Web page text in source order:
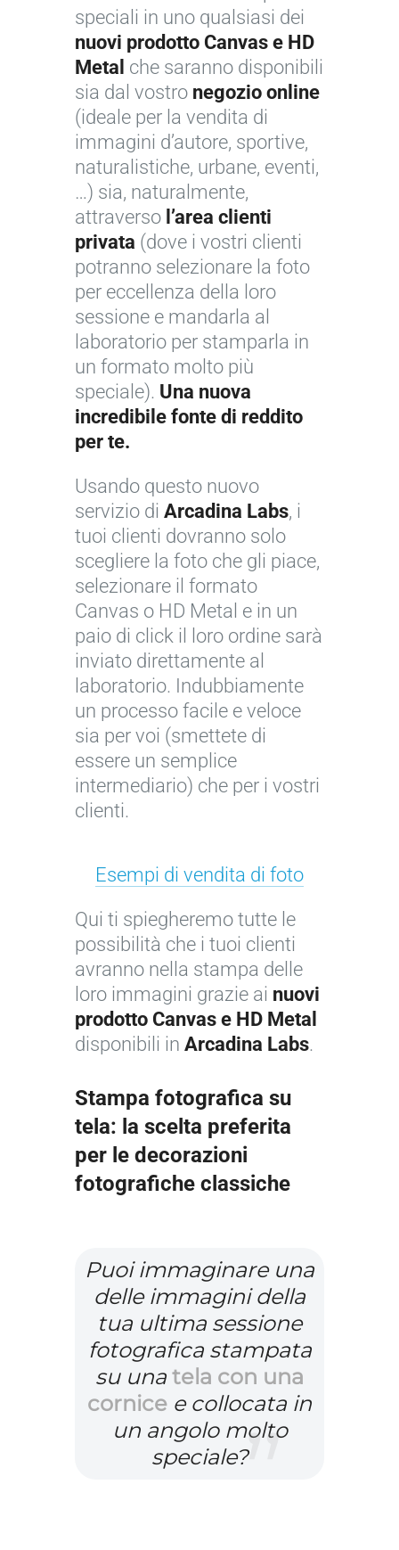
speciali in uno qualsiasi dei
nuovi prodotto Canvas e HD
Metal che saranno disponibili
sia dal vostro negozio online
(ideale per la vendita di
immagini d’autore, sportive,
naturalistiche, urbane, eventi,
…) sia, naturalmente,
attraverso l’area clienti
privata (dove i vostri clienti
potranno selezionare la foto
per eccellenza della loro
sessione e mandarla al
laboratorio per stamparla in
un formato molto più
speciale). Una nuova
incredibile fonte di reddito
per te.
Usando questo nuovo
servizio di Arcadina Labs, i
tuoi clienti dovranno solo
scegliere la foto che gli piace,
selezionare il formato
Canvas o HD Metal e in un
paio di click il loro ordine sarà
inviato direttamente al
laboratorio. Indubbiamente
un processo facile e veloce
sia per voi (smettete di
essere un semplice
intermediario) che per i vostri
clienti.
Esempi di vendita di foto
Qui ti spiegheremo tutte le
possibilità che i tuoi clienti
avranno nella stampa delle
loro immagini grazie ai nuovi
prodotto Canvas e HD Metal
disponibili in Arcadina Labs.
Stampa fotografica su
tela: la scelta preferita
per le decorazioni
fotografiche classiche
m
a
g
i
n
e
p
e
Puoi immaginare una
delle immagini della
tua ultima sessione
fotografica stampata
su una tela con una
cornice e collocata in
un angolo molto
speciale?